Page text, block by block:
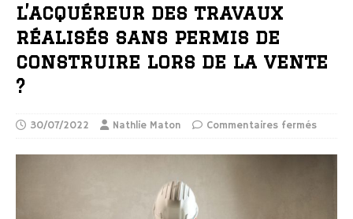
l’acquéreur des travaux
réalisés sans permis de
construire lors de la vente
?
30/07/2022 Nathlie Maton Commentaires fermés